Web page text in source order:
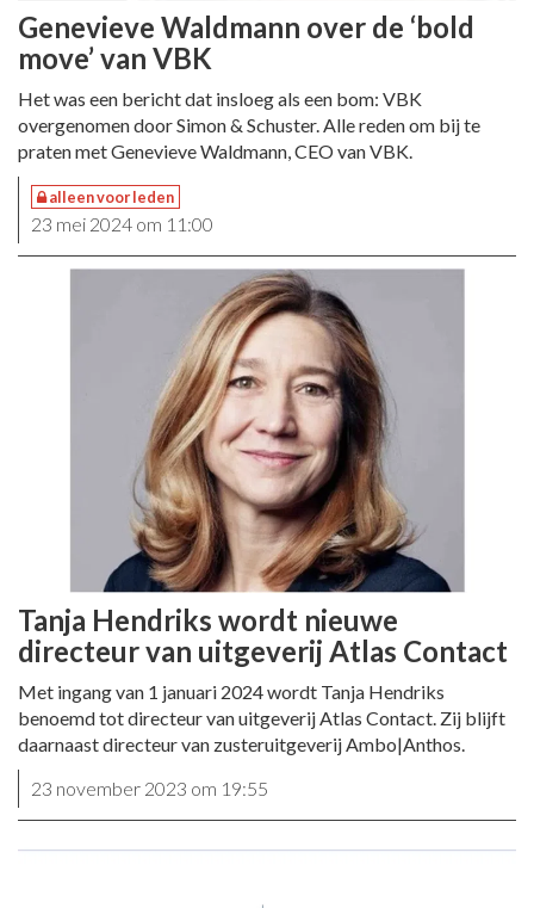
Genevieve Waldmann over de ‘bold
move’ van VBK
Het was een bericht dat insloeg als een bom: VBK
overgenomen door Simon & Schuster. Alle reden om bij te
praten met Genevieve Waldmann, CEO van VBK.
alleen voor leden
23 mei 2024 om 11:00
Tanja Hendriks wordt nieuwe
directeur van uitgeverij Atlas Contact
Met ingang van 1 januari 2024 wordt Tanja Hendriks
benoemd tot directeur van uitgeverij Atlas Contact. Zij blijft
daarnaast directeur van zusteruitgeverij Ambo|Anthos.
23 november 2023 om 19:55